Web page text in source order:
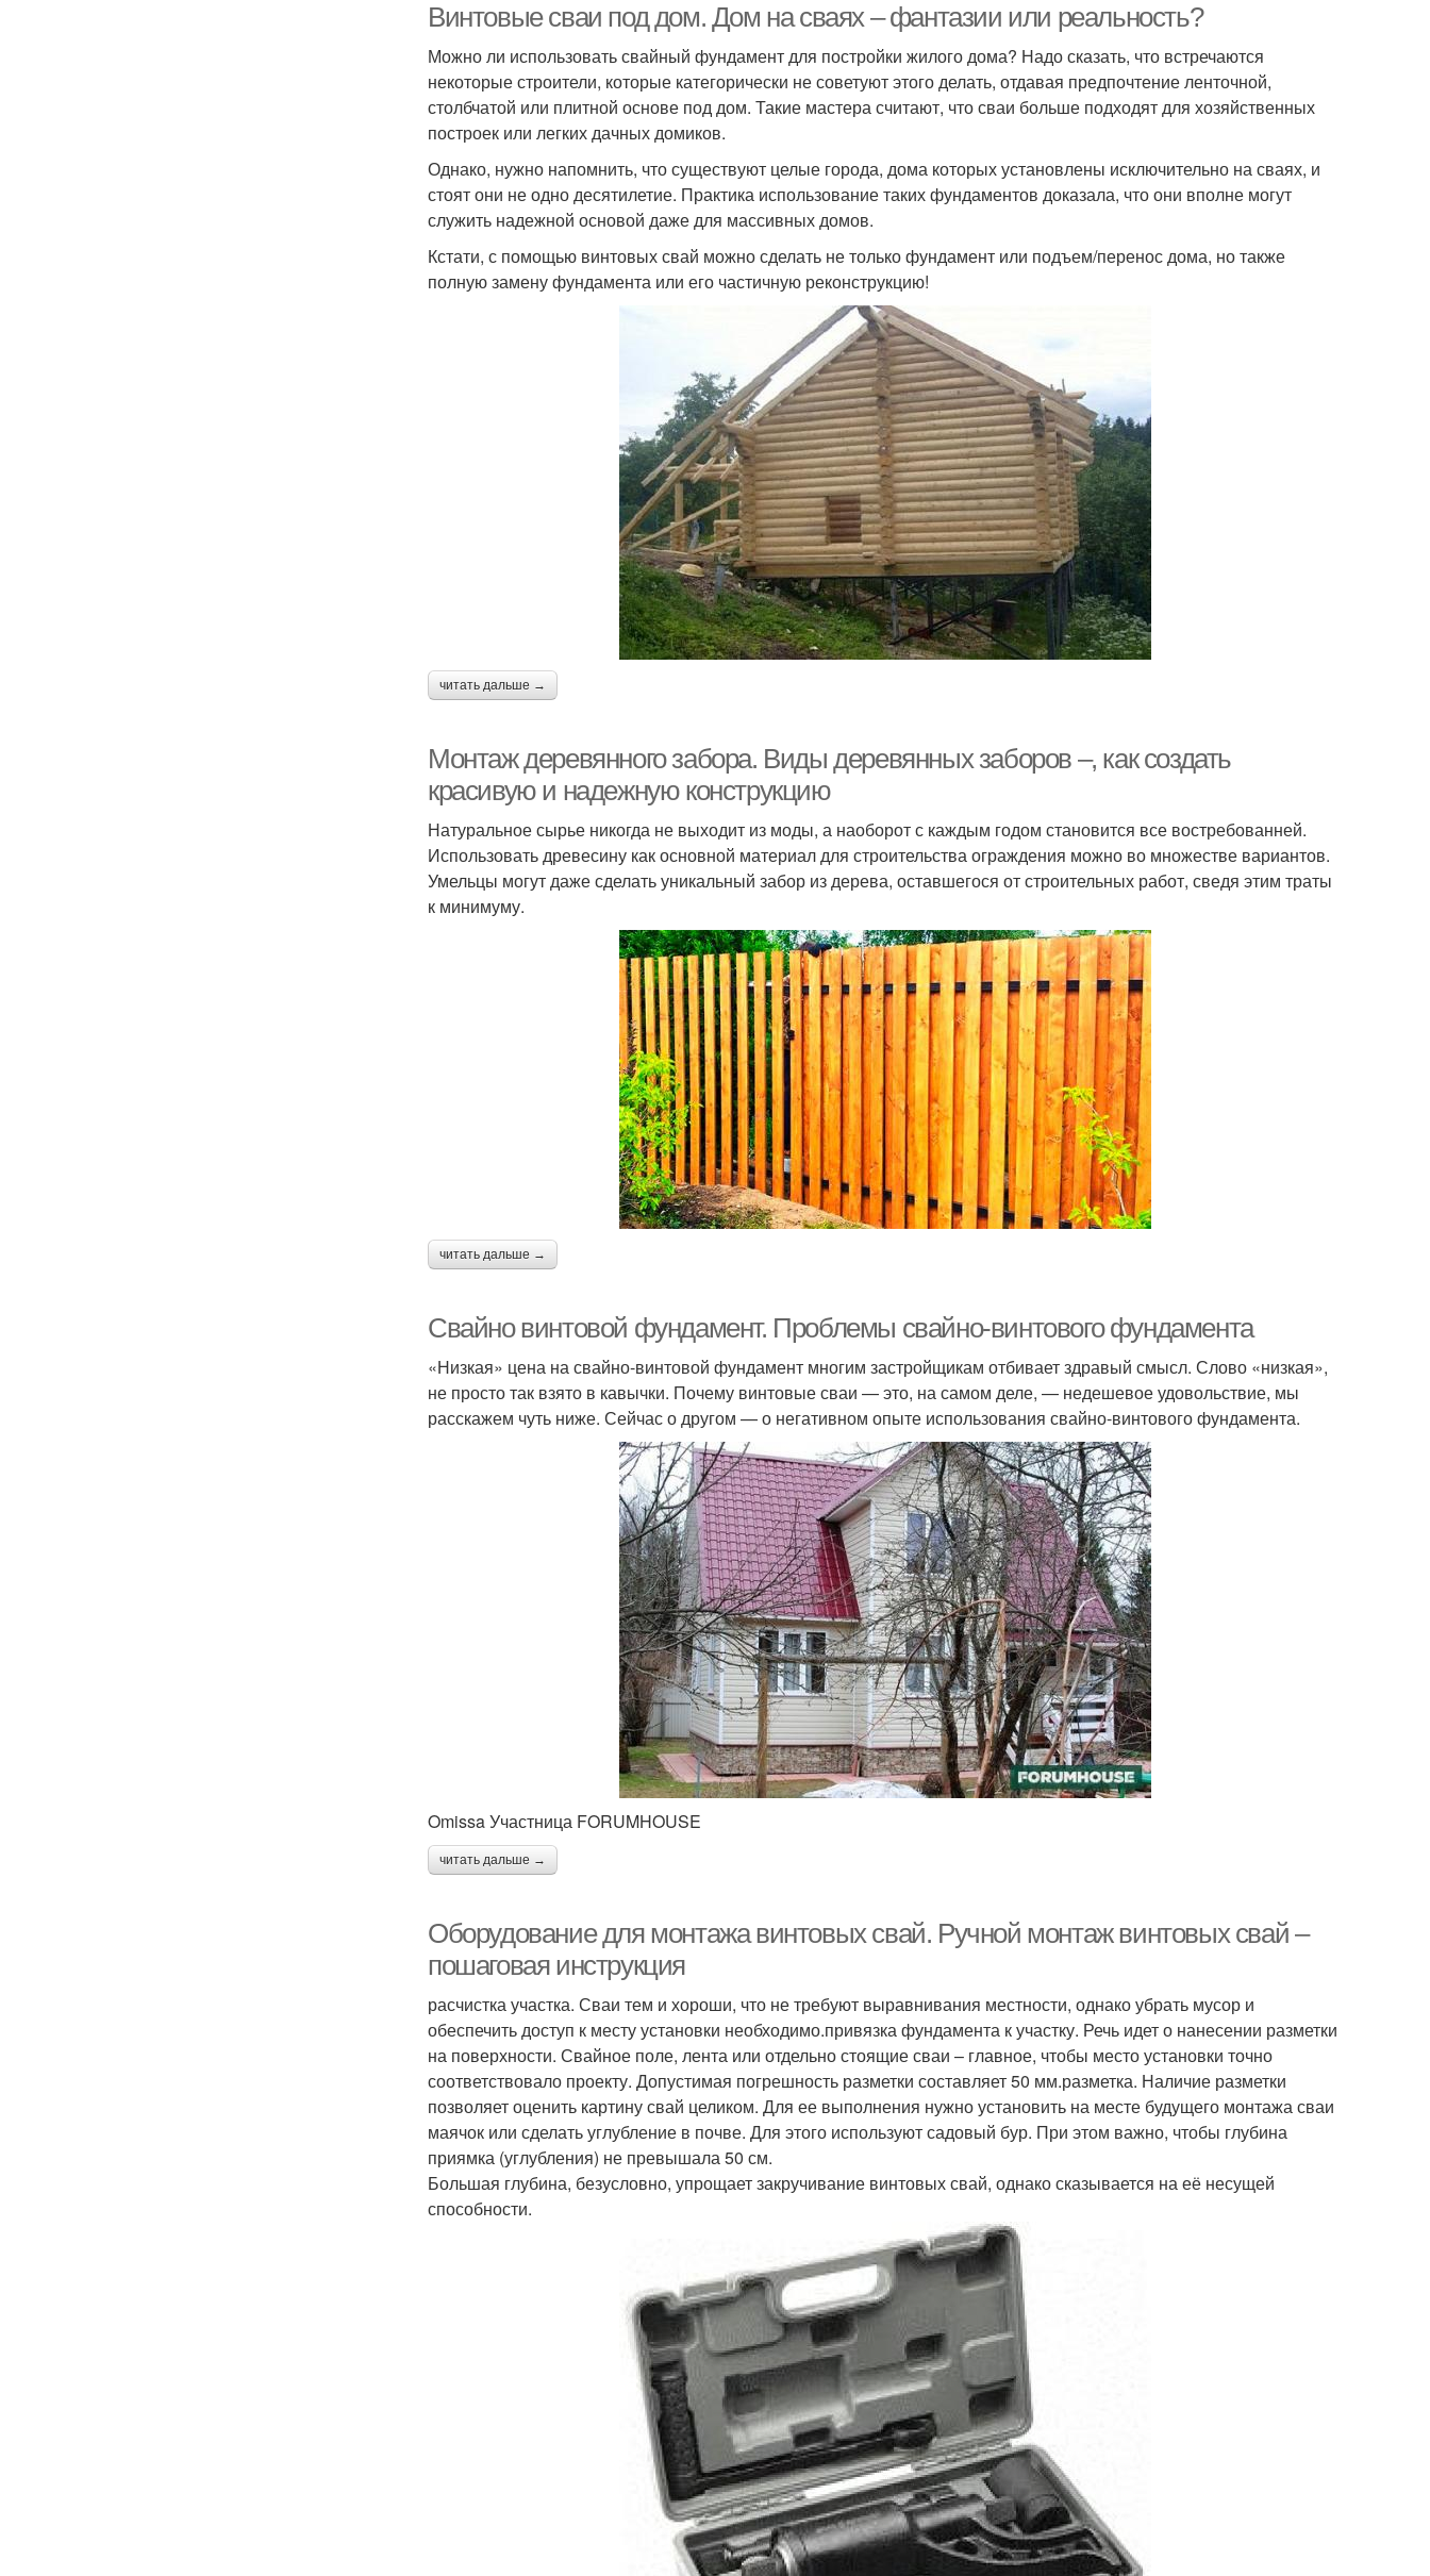
Винтовые сваи под дом. Дом на сваях – фантазии или реальность?
Можно ли использовать свайный фундамент для постройки жилого дома? Надо сказать, что встречаются
некоторые строители, которые категорически не советуют этого делать, отдавая предпочтение ленточной,
столбчатой или плитной основе под дом. Такие мастера считают, что сваи больше подходят для хозяйственных
построек или легких дачных домиков.
Однако, нужно напомнить, что существуют целые города, дома которых установлены исключительно на сваях, и
стоят они не одно десятилетие. Практика использование таких фундаментов доказала, что они вполне могут
служить надежной основой даже для массивных домов.
Кстати, с помощью винтовых свай можно сделать не только фундамент или подъем/перенос дома, но также
полную замену фундамента или его частичную реконструкцию!
читать дальше →
Монтаж деревянного забора. Виды деревянных заборов –, как создать
красивую и надежную конструкцию
Натуральное сырье никогда не выходит из моды, а наоборот с каждым годом становится все востребованней.
Использовать древесину как основной материал для строительства ограждения можно во множестве вариантов.
Умельцы могут даже сделать уникальный забор из дерева, оставшегося от строительных работ, сведя этим траты
к минимуму.
читать дальше →
Свайно винтовой фундамент. Проблемы свайно-винтового фундамента
«Низкая» цена на свайно-винтовой фундамент многим застройщикам отбивает здравый смысл. Слово «низкая»,
не просто так взято в кавычки. Почему винтовые сваи — это, на самом деле, — недешевое удовольствие, мы
расскажем чуть ниже. Сейчас о другом — о негативном опыте использования свайно-винтового фундамента.
Omissa Участница FORUMHOUSE
читать дальше →
Оборудование для монтажа винтовых свай. Ручной монтаж винтовых свай –
пошаговая инструкция
расчистка участка. Сваи тем и хороши, что не требуют выравнивания местности, однако убрать мусор и
обеспечить доступ к месту установки необходимо.привязка фундамента к участку. Речь идет о нанесении разметки
на поверхности. Свайное поле, лента или отдельно стоящие сваи – главное, чтобы место установки точно
соответствовало проекту. Допустимая погрешность разметки составляет 50 мм.разметка. Наличие разметки
позволяет оценить картину свай целиком. Для ее выполнения нужно установить на месте будущего монтажа сваи
маячок или сделать углубление в почве. Для этого используют садовый бур. При этом важно, чтобы глубина
приямка (углубления) не превышала 50 см.
Большая глубина, безусловно, упрощает закручивание винтовых свай, однако сказывается на её несущей
способности.